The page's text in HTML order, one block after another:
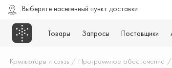
Выберите населенный пункт доставки
Товары Запросы Поставщики
Компьютеры и связь / Программное обеспечение /